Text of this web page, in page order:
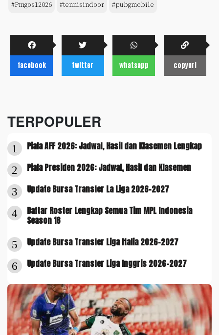
#Pmgos12026 #tennisindoor #pubgmobile
facebook twitter whatsapp copyurl
TERPOPULER
1 Piala AFF 2026: Jadwal, Hasil dan Klasemen Lengkap
2 Piala Presiden 2026: Jadwal, Hasil dan Klasemen
3 Update Bursa Transfer La Liga 2026-2027
4
Daftar Roster Lengkap Semua Tim MPL Indonesia
Season 18
5 Update Bursa Transfer Liga Italia 2026-2027
6 Update Bursa Transfer Liga Inggris 2026-2027